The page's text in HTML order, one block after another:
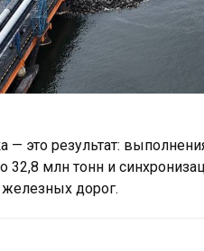
— это результат:
32,8 млн тонн и
железных дорог.